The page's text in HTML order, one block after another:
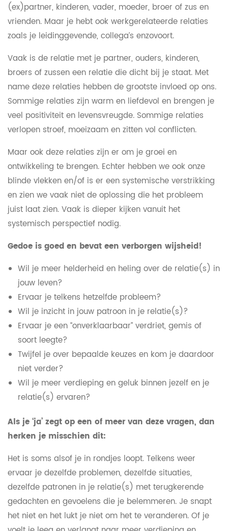
(ex)partner, kinderen, vader, moeder, broer of zus en
vrienden. Maar je hebt ook werkgerelateerde relaties
zoals je leidinggevende, collega’s enzovoort.
Vaak is de relatie met je partner, ouders, kinderen,
broers of zussen een relatie die dicht bij je staat. Met
name deze relaties hebben de grootste invloed op ons.
Sommige relaties zijn warm en liefdevol en brengen je
veel positiviteit en levensvreugde. Sommige relaties
verlopen stroef, moeizaam en zitten vol conflicten.
Maar ook deze relaties zijn er om je groei en
ontwikkeling te brengen. Echter hebben we ook onze
blinde vlekken en/of is er een systemische verstrikking
en zien we vaak niet de oplossing die het probleem
juist laat zien. Vaak is dieper kijken vanuit het
systemisch perspectief nodig.
Gedoe is goed en bevat een verborgen wijsheid!
Wil je meer helderheid en heling over de relatie(s) in
jouw leven?
Ervaar je telkens hetzelfde probleem?
Wil je inzicht in jouw patroon in je relatie(s)?
Ervaar je een “onverklaarbaar” verdriet, gemis of
soort leegte?
Twijfel je over bepaalde keuzes en kom je daardoor
niet verder?
Wil je meer verdieping en geluk binnen jezelf en je
relatie(s) ervaren?
Als je ‘ja’ zegt op een of meer van deze vragen, dan
herken je misschien dit:
Het is soms alsof je in rondjes loopt. Telkens weer
ervaar je dezelfde problemen, dezelfde situaties,
dezelfde patronen in je relatie(s) met terugkerende
gedachten en gevoelens die je belemmeren. Je snapt
het niet en het lukt je niet om het te veranderen. Of je